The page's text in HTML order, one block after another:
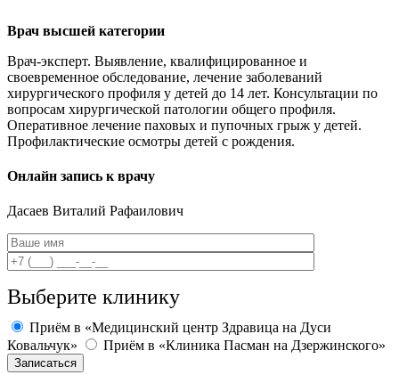
Врач высшей категории
Врач-эксперт. Выявление, квалифицированное и
своевременное обследование, лечение заболеваний
хирургического профиля у детей до 14 лет. Консультации по
вопросам хирургической патологии общего профиля.
Оперативное лечение паховых и пупочных грыж у детей.
Профилактические осмотры детей с рождения.
Онлайн запись к врачу
Дасаев Виталий Рафаилович
Выберите клинику
Приём в «Медицинский центр Здравица на Дуси
Ковальчук»
Приём в «Клиника Пасман на Дзержинского»